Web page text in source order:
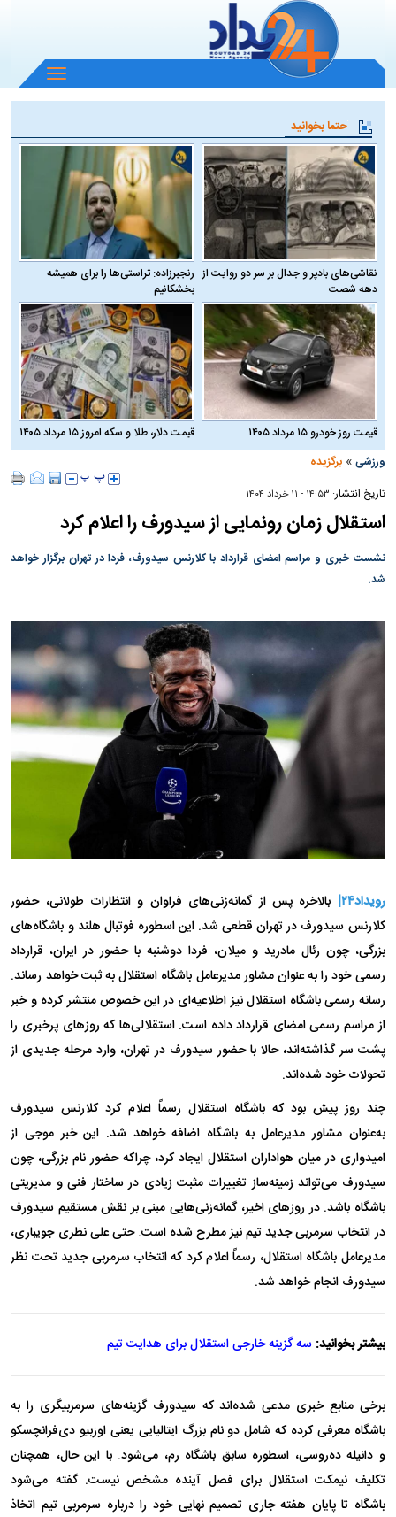
باز
و
منو
حتما بخوانید
نقاشی‌های بادپر و جدال بر سر دو روایت از
دهه شصت
رنجبرزاده: تراستی‌ها را برای همیشه
بخشکانیم
قیمت روز خودرو ۱۵ مرداد ۱۴۰۵
قیمت دلار، طلا و سکه امروز ۱۵ مرداد ۱۴۰۵
ورزشی »برگزیده
تاریخ انتشار: ۱۴:۵۳ - ۱۱ خرداد ۱۴۰۴
استقلال زمان رونمایی از سیدورف را اعلام کرد
نشست خبری و مراسم امضای قرارداد با کلارنس سیدورف، فردا در تهران برگزار خواهد
شد.
رویداد۲۴|
بالاخره پس از گمانه‌زنی‌های فراوان و انتظارات طولانی، حضور
کلارنس سیدورف در تهران قطعی شد. این اسطوره فوتبال هلند و باشگاه‌های
بزرگی، چون رئال مادرید و میلان، فردا دوشنبه با حضور در ایران، قرارداد
رسمی خود را به عنوان مشاور مدیرعامل باشگاه استقلال به ثبت خواهد رساند.
رسانه رسمی باشگاه استقلال نیز اطلاعیه‌ای در این خصوص منتشر کرده و خبر
از مراسم رسمی امضای قرارداد داده است. استقلالی‌ها که روز‌های پرخبری را
پشت سر گذاشته‌اند، حالا با حضور سیدورف در تهران، وارد مرحله جدیدی از
تحولات خود شده‌اند.
چند روز پیش بود که باشگاه استقلال رسماً اعلام کرد کلارنس سیدورف
به‌عنوان مشاور مدیرعامل به باشگاه اضافه خواهد شد. این خبر موجی از
امیدواری در میان هواداران استقلال ایجاد کرد، چراکه حضور نام بزرگی، چون
سیدورف می‌تواند زمینه‌ساز تغییرات مثبت زیادی در ساختار فنی و مدیریتی
باشگاه باشد. در روز‌های اخیر، گمانه‌زنی‌هایی مبنی بر نقش مستقیم سیدورف
در انتخاب سرمربی جدید تیم نیز مطرح شده است. حتی علی نظری جویباری،
مدیرعامل باشگاه استقلال، رسماً اعلام کرد که انتخاب سرمربی جدید تحت نظر
سیدورف انجام خواهد شد.
بیشتر بخوانید: سه گزینه خارجی استقلال برای هدایت تیم
برخی منابع خبری مدعی شده‌اند که سیدورف گزینه‌های سرمربیگری را به
باشگاه معرفی کرده که شامل دو نام بزرگ ایتالیایی یعنی اوزبیو دی‌فرانچسکو
و دانیله ده‌روسی، اسطوره سابق باشگاه رم، می‌شود. با این حال، همچنان
تکلیف نیمکت استقلال برای فصل آینده مشخص نیست. گفته می‌شود
باشگاه تا پایان هفته جاری تصمیم نهایی خود را درباره سرمربی تیم اتخاذ